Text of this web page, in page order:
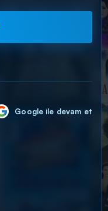
Google ile devam et